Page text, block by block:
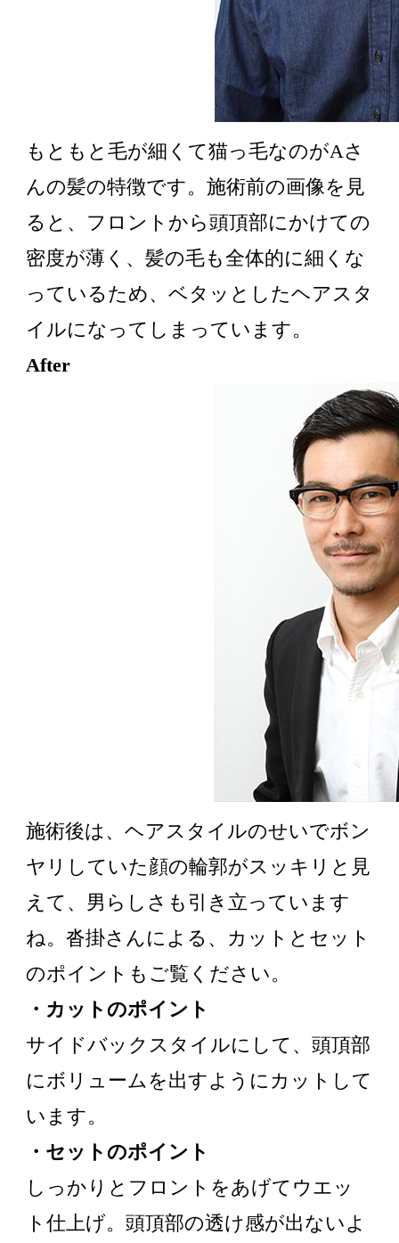
もともと毛が細くて猫っ毛なのがAさ
んの髪の特徴です。施術前の画像を見
ると、フロントから頭頂部にかけての
密度が薄く、髪の毛も全体的に細くな
っているため、ベタッとしたヘアスタ
イルになってしまっています。
After
施術後は、ヘアスタイルのせいでボン
ヤリしていた顔の輪郭がスッキリと見
えて、男らしさも引き立っています
ね。沓掛さんによる、カットとセット
のポイントもご覧ください。
・カットのポイント
サイドバックスタイルにして、頭頂部
にボリュームを出すようにカットして
います。
・セットのポイント
しっかりとフロントをあげてウエッ
ト仕上げ。頭頂部の透け感が出ないよ